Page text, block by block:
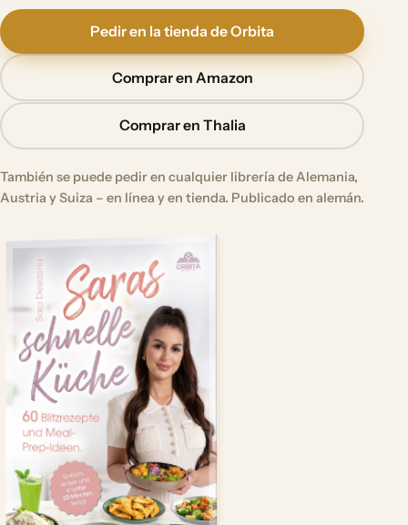
Pedir en la tienda de Orbita
Comprar en Amazon
Comprar en Thalia
También se puede pedir en cualquier librería de Alemania,
Austria y Suiza – en línea y en tienda. Publicado en alemán.